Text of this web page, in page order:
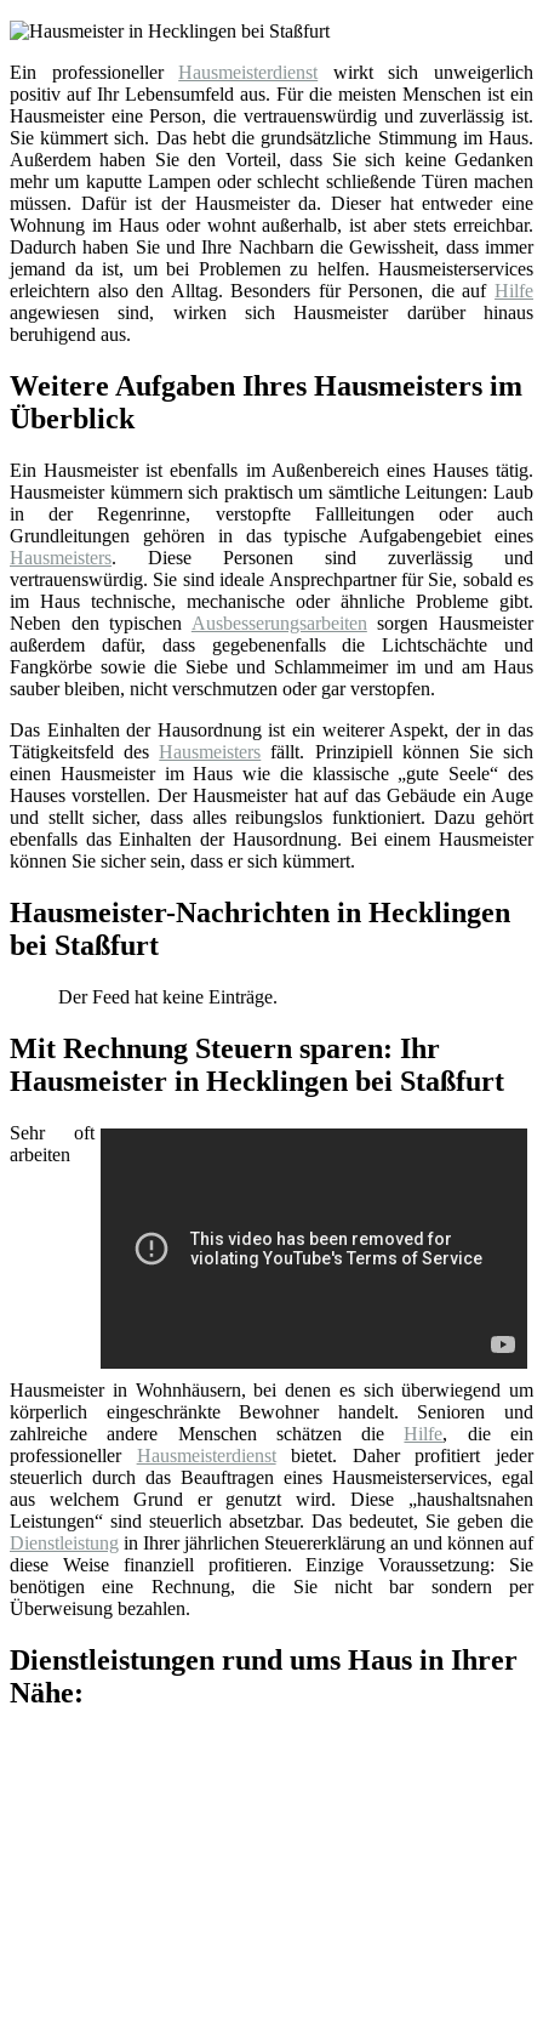
Ein professionellerHausmeisterdienst wirkt sich unweigerlich
positiv auf Ihr Lebensumfeld aus. Für die meisten Menschen ist ein
Hausmeister eine Person, die vertrauenswürdig und zuverlässig ist.
Sie kümmert sich. Das hebt die grundsätzliche Stimmung im Haus.
Außerdem haben Sie den Vorteil, dass Sie sich keine Gedanken
mehr um kaputte Lampen oder schlecht schließende Türen machen
müssen. Dafür ist der Hausmeister da. Dieser hat entweder eine
Wohnung im Haus oder wohnt außerhalb, ist aber stets erreichbar.
Dadurch haben Sie und Ihre Nachbarn die Gewissheit, dass immer
jemand da ist, um bei Problemen zu helfen. Hausmeisterservices
erleichtern also den Alltag. Besonders für Personen, die auf Hilfe
angewiesen sind, wirken sich Hausmeister darüber hinaus
beruhigend aus.
Weitere Aufgaben Ihres Hausmeisters im
Überblick
Ein Hausmeister ist ebenfalls im Außenbereich eines Hauses tätig.
Hausmeister kümmern sich praktisch um sämtliche Leitungen: Laub
in der Regenrinne, verstopfte Fallleitungen oder auch
Grundleitungen gehören in das typische Aufgabengebiet eines
Hausmeisters. Diese Personen sind zuverlässig und
vertrauenswürdig. Sie sind ideale Ansprechpartner für Sie, sobald es
im Haus technische, mechanische oder ähnliche Probleme gibt.
Neben den typischen Ausbesserungsarbeiten sorgen Hausmeister
außerdem dafür, dass gegebenenfalls die Lichtschächte und
Fangkörbe sowie die Siebe und Schlammeimer im und am Haus
sauber bleiben, nicht verschmutzen oder gar verstopfen.
Das Einhalten der Hausordnung ist ein weiterer Aspekt, der in das
Tätigkeitsfeld desHausmeisters fällt. Prinzipiell können Sie sich
einen Hausmeister im Haus wie die klassische „gute Seele“ des
Hauses vorstellen. Der Hausmeister hat auf das Gebäude ein Auge
und stellt sicher, dass alles reibungslos funktioniert. Dazu gehört
ebenfalls das Einhalten der Hausordnung. Bei einem Hausmeister
können Sie sicher sein, dass er sich kümmert.
Hausmeister-Nachrichten in Hecklingen
bei Staßfurt
Der Feed hat keine Einträge.
Mit Rechnung Steuern sparen: Ihr
Hausmeister in Hecklingen bei Staßfurt
Sehr oft
arbeiten
Hausmeister in Wohnhäusern, bei denen es sich überwiegend um
körperlich eingeschränkte Bewohner handelt. Senioren und
zahlreiche andere Menschen schätzen dieHilfe, die ein
professioneller Hausmeisterdienstbietet. Daher profitiert jeder
steuerlich durch das Beauftragen eines Hausmeisterservices, egal
aus welchem Grund er genutzt wird. Diese „haushaltsnahen
Leistungen“ sind steuerlich absetzbar. Das bedeutet, Sie geben die
Dienstleistung in Ihrer jährlichen Steuererklärung an und können auf
diese Weise finanziell profitieren. Einzige Voraussetzung: Sie
benötigen eine Rechnung, die Sie nicht bar sondern per
Überweisung bezahlen.
Dienstleistungen rund ums Haus in Ihrer
Nähe: